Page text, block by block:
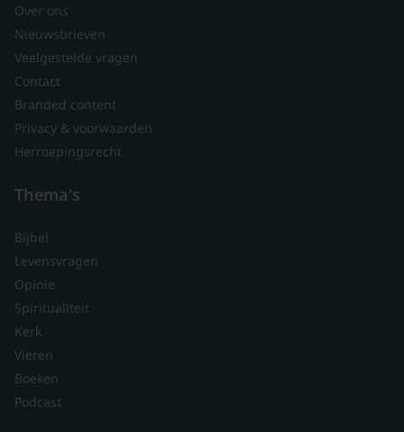
Over ons
Nieuwsbrieven
Veelgestelde vragen
Contact
Branded content
Privacy & voorwaarden
Herroepingsrecht
Thema's
Bijbel
Levensvragen
Opinie
Spiritualiteit
Kerk
Vieren
Boeken
Podcast